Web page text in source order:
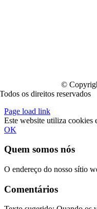
©
Todos os direitos reservados
Page load link
Este website utiliza cookies
OK
Quem somos nós
O endereço do nosso sítio
Comentários